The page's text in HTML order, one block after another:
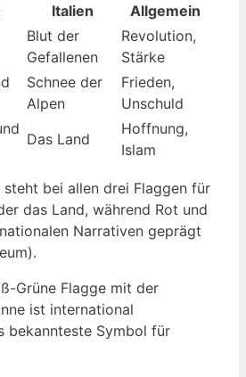
Italien
Allgemein
Blut der
Gefallenen
Revolution,
Stärke
Schnee der
Alpen
Frieden,
Unschuld
Das Land
Hoffnung,
Islam
steht bei allen drei Flaggen für
das Land, während Rot und
Narrativen geprägt
Grüne Flagge mit der
ist international
bekannteste Symbol für